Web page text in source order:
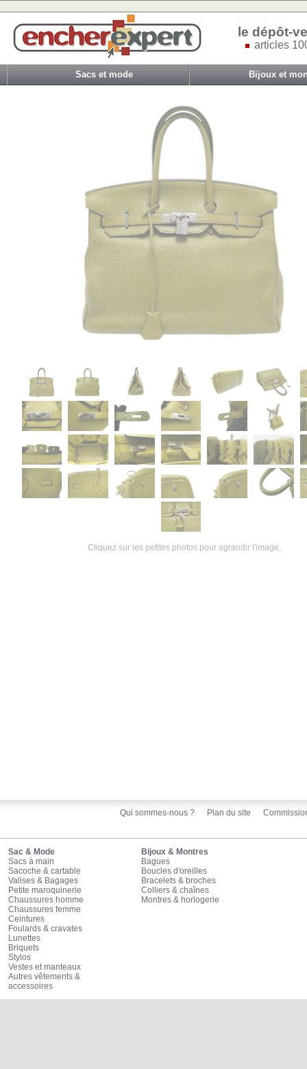
le dépôt-
articles
Sacs et mode Bijoux et
Cliquez sur les petites photos pour agrandir l'image.
Qui sommes-nous ? Plan du site
Sac & Mode
Sacs à main
Sacoche & cartable
Valises & Bagages
Petite maroquinerie
Chaussures homme
Chaussures femme
Ceintures
Foulards & cravates
Lunettes
Briquets
Stylos
Vestes et manteaux
Autres vêtements &
accessoires
Bijoux & Montres
Bagues
Boucles d'oreilles
Bracelets & broches
Colliers & chaînes
Montres & horlogerie